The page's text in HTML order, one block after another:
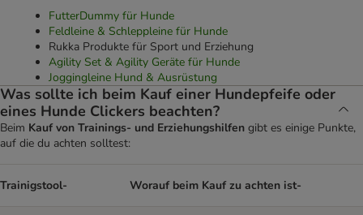
FutterDummy für Hunde
Feldleine & Schleppleine für Hunde
Rukka Produkte für Sport und Erziehung
Agility Set & Agility Geräte für Hunde
Joggingleine Hund & Ausrüstung
Was sollte ich beim Kauf einer Hundepfeife oder
eines Hunde Clickers beachten?
Beim Kauf von Trainings- und Erziehungshilfen gibt es einige Punkte,
auf die du achten solltest:
Trainigstool- Worauf beim Kauf zu achten ist-